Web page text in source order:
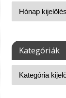
Kategóriák